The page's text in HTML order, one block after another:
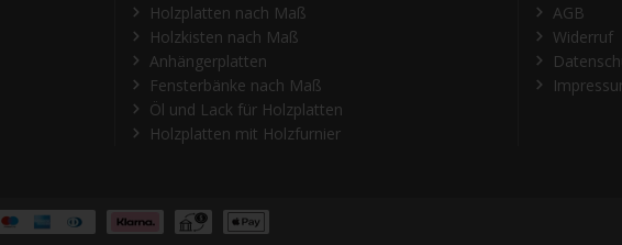
Holzplatten nach Maß
Holzkisten nach Maß
Anhängerplatten
Fensterbänke nach Maß
Öl und Lack für Holzplatten
Holzplatten mit Holzfurnier
AGB
Widerruf